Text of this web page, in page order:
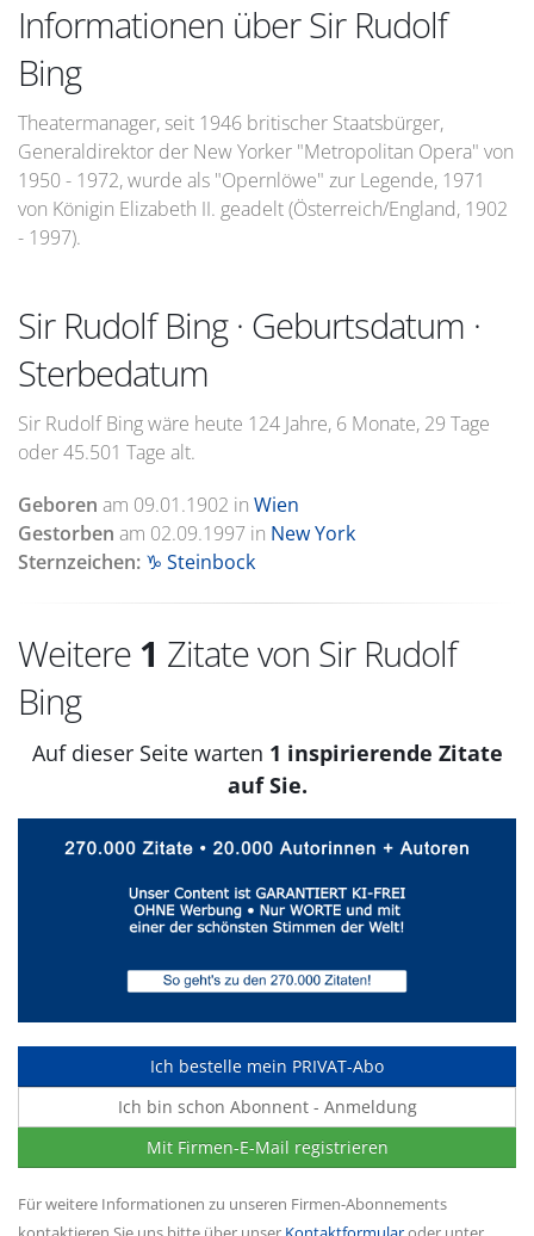
Informationen über Sir Rudolf
Bing
Theatermanager, seit 1946 britischer Staatsbürger,
Generaldirektor der New Yorker "Metropolitan Opera" von
1950 - 1972, wurde als "Opernlöwe" zur Legende, 1971
von Königin Elizabeth II. geadelt (Österreich/England, 1902
- 1997).
Sir Rudolf Bing · Geburtsdatum ·
Sterbedatum
Sir Rudolf Bing wäre heute 124 Jahre, 6 Monate, 29 Tage
oder 45.501 Tage alt.
Geboren am 09.01.1902 in Wien
Gestorben am 02.09.1997 in New York
Sternzeichen: ♑ Steinbock
Weitere 1 Zitate von Sir Rudolf
Bing
Auf dieser Seite warten 1 inspirierende Zitate
auf Sie.
Ich bestelle mein PRIVAT-Abo
Ich bin schon Abonnent - Anmeldung
Mit Firmen-E-Mail registrieren
Für weitere Informationen zu unseren Firmen-Abonnements